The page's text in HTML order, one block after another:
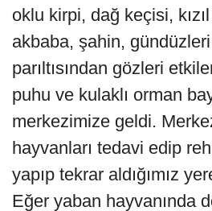
oklu kirpi, dağ keçisi,
akbaba, şahin,
parıltısından gözleri
puhu ve kulaklı orman
merkezimize geldi.
hayvanları tedavi edip
yapıp tekrar aldığımız
Eğer yaban hayvanında